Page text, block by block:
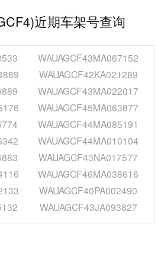
近期车架号查询
WAUAGCF43MA067152
WAUAGCF42KA021289
WAUAGCF43MA022017
WAUAGCF45MA063877
WAUAGCF44MA085191
WAUAGCF44MA010104
WAUAGCF43NA017577
WAUAGCF46MA038616
WAUAGCF40PA002490
WAUAGCF43JA093827